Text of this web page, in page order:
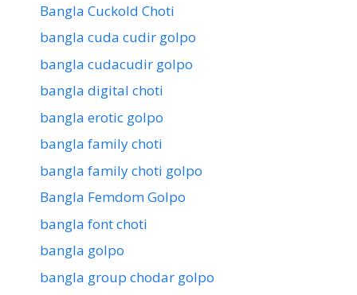
Bangla Cuckold Choti
bangla cuda cudir golpo
bangla cudacudir golpo
bangla digital choti
bangla erotic golpo
bangla family choti
bangla family choti golpo
Bangla Femdom Golpo
bangla font choti
bangla golpo
bangla group chodar golpo